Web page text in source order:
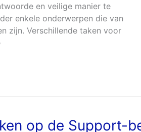
en veilige manier te
enkele onderwerpen die van
zijn. Verschillende taken voor
op de Support-